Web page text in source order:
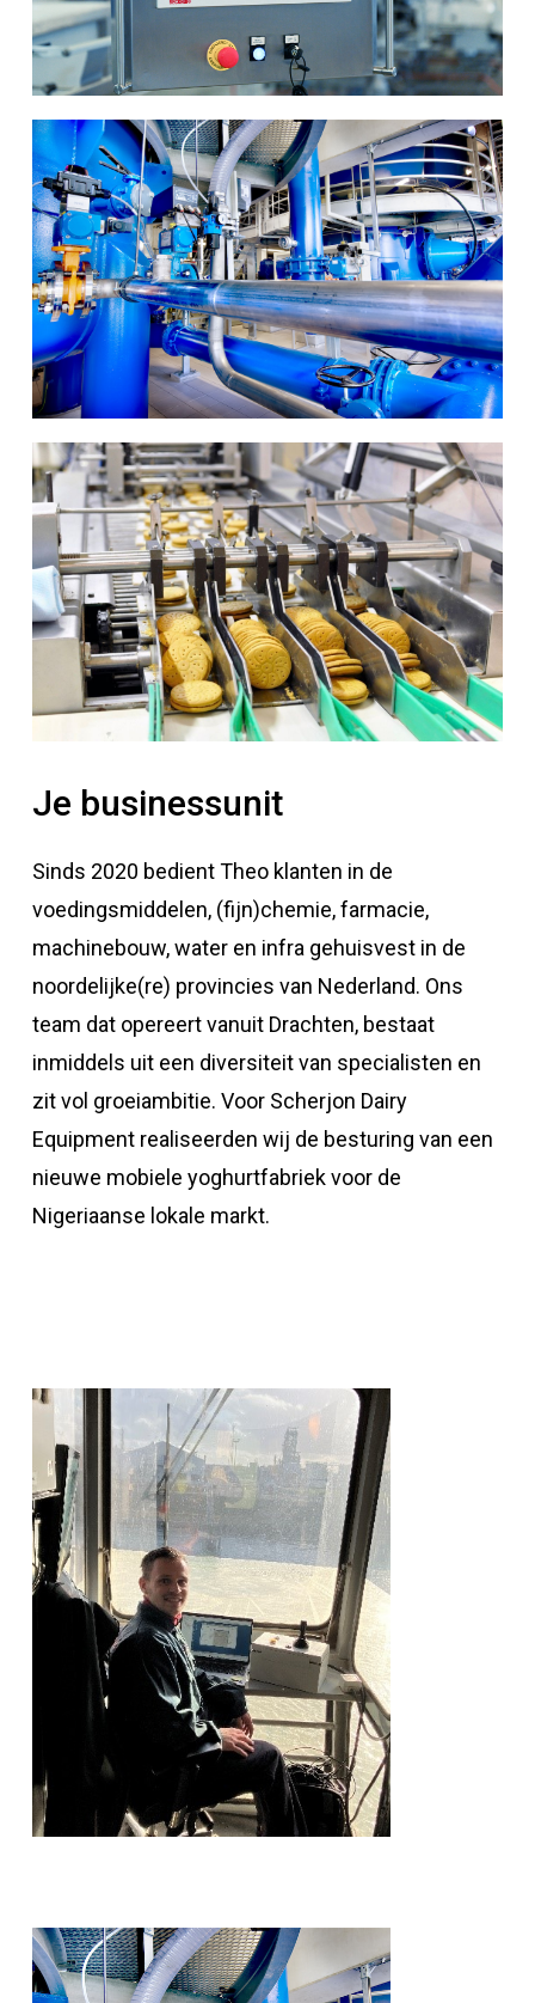
Je businessunit
Sinds 2020 bedient Theo klanten in de
voedingsmiddelen, (fijn)chemie, farmacie,
machinebouw, water en infra gehuisvest in de
noordelijke(re) provincies van Nederland. Ons
team dat opereert vanuit Drachten, bestaat
inmiddels uit een diversiteit van specialisten en
zit vol groeiambitie. Voor Scherjon Dairy
Equipment realiseerden wij de besturing van een
nieuwe mobiele yoghurtfabriek voor de
Nigeriaanse lokale markt.